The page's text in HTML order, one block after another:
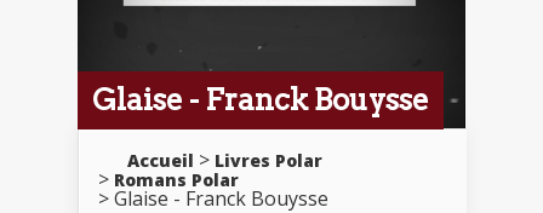
Glaise - Franck Bouysse
Accueil
Livres Polar
Romans Polar
Glaise - Franck Bouysse